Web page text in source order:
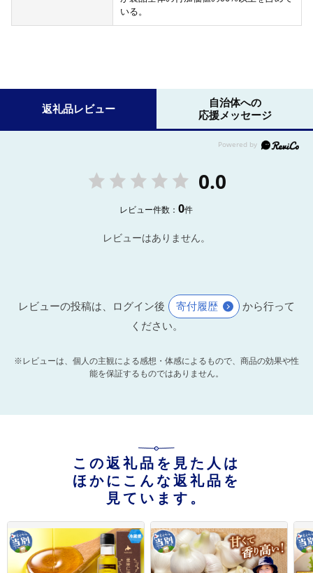
いる。
返礼品レビュー
自治体への
応援メッセージ
0.0
レビュー件数：0件
レビューはありません。
レビューの投稿は、ログイン後 寄付履歴
から行って
ください。
※レビューは、個人の主観による感想・体感によるもので、商品の効果や性
能を保証するものではありません。
この返礼品を見た人は
ほかにこんな返礼品を
見ています。